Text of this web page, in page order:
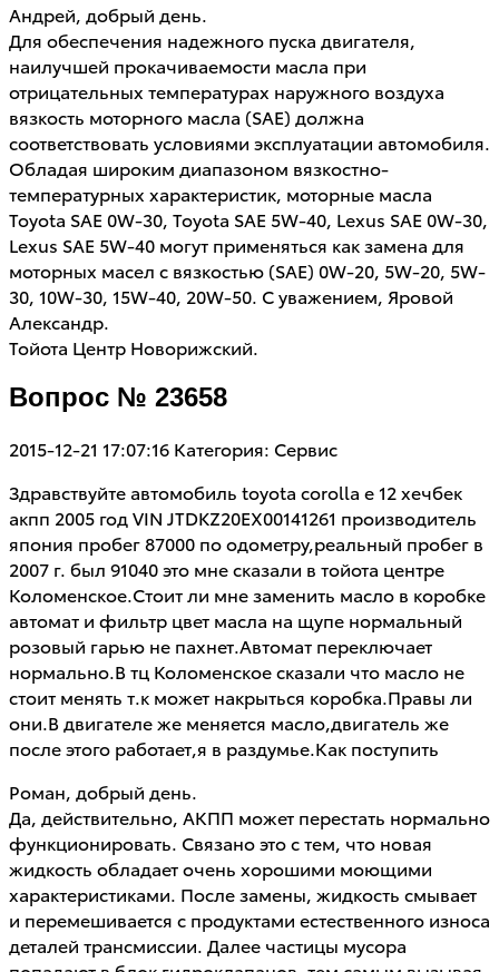
Андрей, добрый день.
Для обеспечения надежного пуска двигателя,
наилучшей прокачиваемости масла при
отрицательных температурах наружного воздуха
вязкость моторного масла (SAE) должна
соответствовать условиями эксплуатации автомобиля.
Обладая широким диапазоном вязкостно-
температурных характеристик, моторные масла
Toyota SAE 0W-30, Toyota SAE 5W-40, Lexus SAE 0W-30,
Lexus SAE 5W-40 могут применяться как замена для
моторных масел с вязкостью (SAE) 0W-20, 5W-20, 5W-
30, 10W-30, 15W-40, 20W-50. С уважением, Яровой
Александр.
Тойота Центр Новорижский.
Вопрос № 23658
2015-12-21 17:07:16 Категория: Сервис
Здравствуйте автомобиль toyota corolla e 12 хечбек
акпп 2005 год VIN JTDKZ20EX00141261 производитель
япония пробег 87000 по одометру,реальный пробег в
2007 г. был 91040 это мне сказали в тойота центре
Коломенское.Стоит ли мне заменить масло в коробке
автомат и фильтр цвет масла на щупе нормальный
розовый гарью не пахнет.Автомат переключает
нормально.В тц Коломенское сказали что масло не
стоит менять т.к может накрыться коробка.Правы ли
они.В двигателе же меняется масло,двигатель же
после этого работает,я в раздумье.Как поступить
Роман, добрый день.
Да, действительно, АКПП может перестать нормально
функционировать. Связано это с тем, что новая
жидкость обладает очень хорошими моющими
характеристиками. После замены, жидкость смывает
и перемешивается с продуктами естественного износа
деталей трансмиссии. Далее частицы мусора